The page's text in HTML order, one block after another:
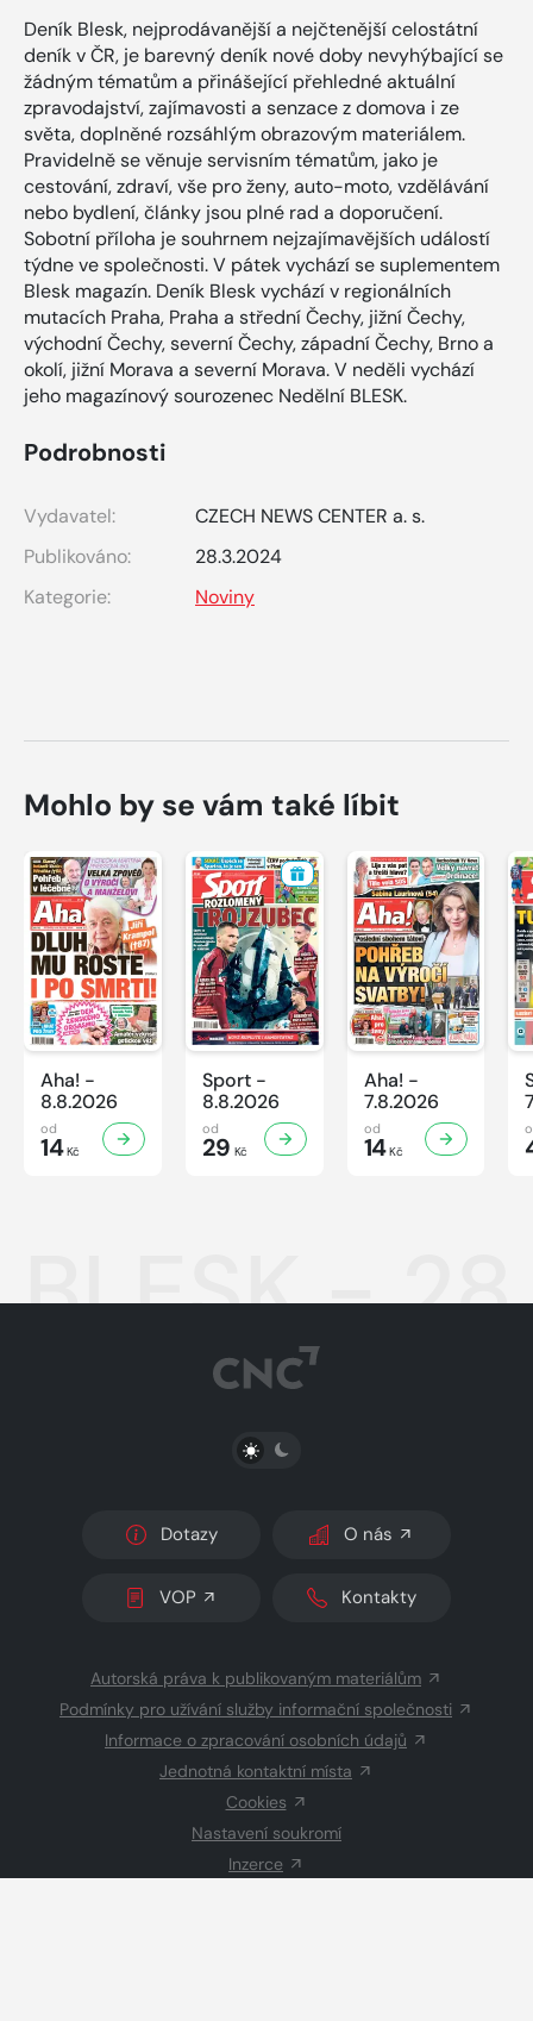
Deník Blesk, nejprodávanější a nejčtenější celostátní
deník v ČR, je barevný deník nové doby nevyhýbající se
žádným tématům a přinášející přehledné aktuální
zpravodajství, zajímavosti a senzace z domova i ze
světa, doplněné rozsáhlým obrazovým materiálem.
Pravidelně se věnuje servisním tématům, jako je
cestování, zdraví, vše pro ženy, auto-moto, vzdělávání
nebo bydlení, články jsou plné rad a doporučení.
Sobotní příloha je souhrnem nejzajímavějších událostí
týdne ve společnosti. V pátek vychází se suplementem
Blesk magazín. Deník Blesk vychází v regionálních
mutacích Praha, Praha a střední Čechy, jižní Čechy,
východní Čechy, severní Čechy, západní Čechy, Brno a
okolí, jižní Morava a severní Morava. V neděli vychází
jeho magazínový sourozenec Nedělní BLESK.
Podrobnosti
Vydavatel:
CZECH NEWS CENTER a. s.
Publikováno:
28.3.2024
Kategorie:
Noviny
Mohlo by se vám také líbit
Aha! -
8.8.2026
od
14Kč
Sport -
8.8.2026
od
29 Kč
Aha! -
7.8.2026
od
14Kč
BLESK -
PŘEPNOUT SVĚTLÝ/TMAVÝ REŽIM
Dotazy O nás
VOP Kontakty
Autorská práva k publikovaným materiálům
Podmínky pro užívání služby informační společnosti
Informace o zpracování osobních údajů
Jednotná kontaktní místa
Cookies
Nastavení soukromí
Inzerce